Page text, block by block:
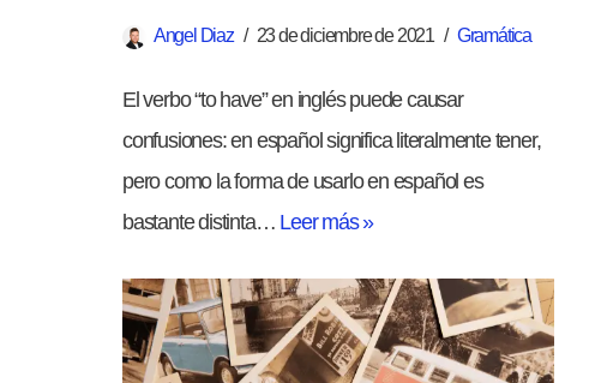
Angel Diaz 23 de diciembre de 2021 Gramática
El verbo “to have” en inglés puede causar
confusiones: en español significa literalmente tener,
pero como la forma de usarlo en español es
bastante distinta… Leer más »